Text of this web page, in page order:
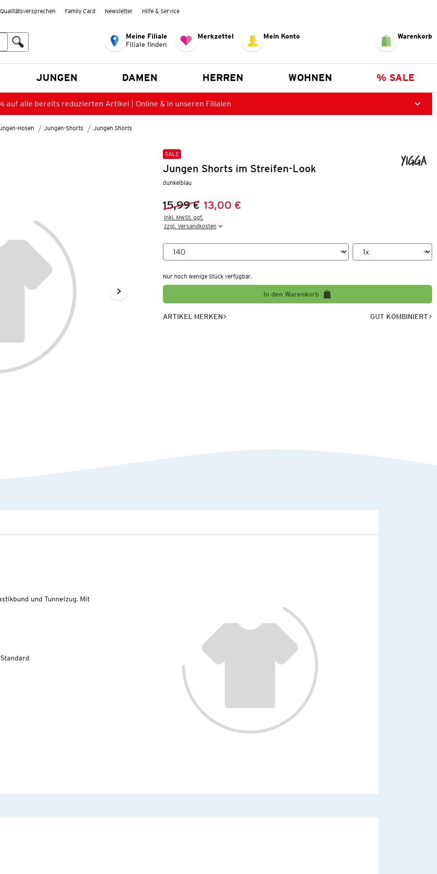
Qualitätsversprechen Family Card Newsletter Hilfe & Service
Meine Filiale
Filiale finden
Merkzettel Mein Konto Warenkorb
JUNGEN DAMEN HERREN WOHNEN % SALE
auf alle bereits reduzierten Artikel | Online & in unseren Filialen
Hosen Jungen-Shorts Jungen Shorts
SALE
Jungen Shorts im Streifen-Look
dunkelblau
Vorheriger Preis:
15,99 €
Neuer Preis:
13,00 €
inkl. MwSt. ggf.
zzgl. Versandkosten
Nur noch wenige Stück verfügbar.
In den Warenkorb
ARTIKEL MERKEN GUT KOMBINIERT
und Tunnelzug. Mit